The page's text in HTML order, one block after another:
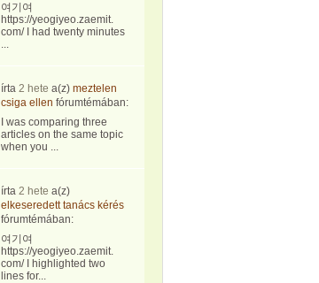
여기여
https://yeogiyeo.zaemit.
com/ I had twenty minutes
...
írta 2 hete a(z) meztelen
csiga ellen fórumtémában:
I was comparing three
articles on the same topic
when you ...
írta 2 hete a(z)
elkeseredett tanács kérés
fórumtémában:
여기여
https://yeogiyeo.zaemit.
com/ I highlighted two
lines for...